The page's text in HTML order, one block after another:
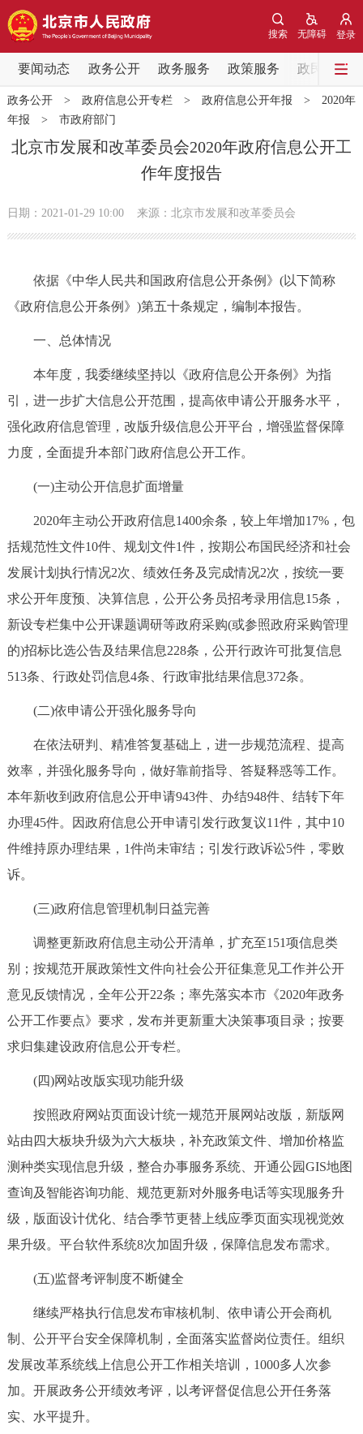
登录
无障碍
搜索
要闻动态 政务公开 政务服务 政策服务 政民互动
要闻动态
党中央精神 国务院信息 中央部委动态
北京要闻 会议信息 部门动态
市领导 机构职能 政策服务
政策兑现
决策公开 专题公开
政务服务
便民服务 利企服务 投资项目
政民互动
12345网上接诉即办 我要咨询 我要建议
北京概况 十六区概览 人文北京
绿色北京 图说北京 视频北京
ENGLISH 한국어
ESPAÑOL العربية PORTUGUÊS
ITALIANO
回到顶部
政务公开> 政府信息公开专栏> 政府信息公开年报 > 2020年
年报 > 市政府部门
北京市发展和改革委员会2020年政府信息公开工
作年度报告
日期：2021-01-29 10:00 来源：北京市发展和改革委员会
依据《中华人民共和国政府信息公开条例》(以下简称
《政府信息公开条例》)第五十条规定，编制本报告。
一、总体情况
本年度，我委继续坚持以《政府信息公开条例》为指
引，进一步扩大信息公开范围，提高依申请公开服务水平，
强化政府信息管理，改版升级信息公开平台，增强监督保障
力度，全面提升本部门政府信息公开工作。
(一)主动公开信息扩面增量
2020年主动公开政府信息1400余条，较上年增加17%，包
括规范性文件10件、规划文件1件，按期公布国民经济和社会
发展计划执行情况2次、绩效任务及完成情况2次，按统一要
求公开年度预、决算信息，公开公务员招考录用信息15条，
新设专栏集中公开课题调研等政府采购(或参照政府采购管理
的)招标比选公告及结果信息228条，公开行政许可批复信息
513条、行政处罚信息4条、行政审批结果信息372条。
(二)依申请公开强化服务导向
在依法研判、精准答复基础上，进一步规范流程、提高
效率，并强化服务导向，做好靠前指导、答疑释惑等工作。
本年新收到政府信息公开申请943件、办结948件、结转下年
办理45件。因政府信息公开申请引发行政复议11件，其中10
件维持原办理结果，1件尚未审结；引发行政诉讼5件，零败
诉。
(三)政府信息管理机制日益完善
调整更新政府信息主动公开清单，扩充至151项信息类
别；按规范开展政策性文件向社会公开征集意见工作并公开
意见反馈情况，全年公开22条；率先落实本市《2020年政务
公开工作要点》要求，发布并更新重大决策事项目录；按要
求归集建设政府信息公开专栏。
(四)网站改版实现功能升级
按照政府网站页面设计统一规范开展网站改版，新版网
站由四大板块升级为六大板块，补充政策文件、增加价格监
测种类实现信息升级，整合办事服务系统、开通公园GIS地图
查询及智能咨询功能、规范更新对外服务电话等实现服务升
级，版面设计优化、结合季节更替上线应季页面实现视觉效
果升级。平台软件系统8次加固升级，保障信息发布需求。
(五)监督考评制度不断健全
继续严格执行信息发布审核机制、依申请公开会商机
制、公开平台安全保障机制，全面落实监督岗位责任。组织
发展改革系统线上信息公开工作相关培训，1000多人次参
加。开展政务公开绩效考评，以考评督促信息公开任务落
实、水平提升。